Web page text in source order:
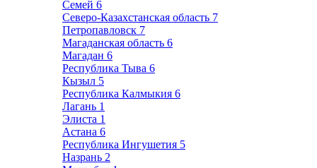
Семей 6
Северо-Казахстанская область 7
Петропавловск 7
Магаданская область 6
Магадан 6
Республика Тыва 6
Кызыл 5
Республика Калмыкия 6
Лагань 1
Элиста 1
Астана 6
Республика Ингушетия 5
Назрань 2